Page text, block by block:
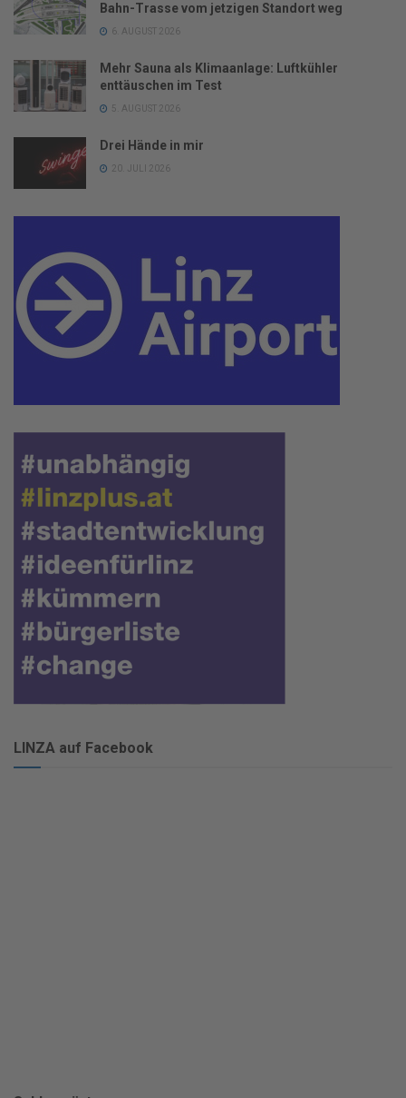
Bahn-Trasse vom jetzigen Standort weg
6. AUGUST 2026
Mehr Sauna als Klimaanlage: Luftkühler
enttäuschen im Test
5. AUGUST 2026
Drei Hände in mir
20. JULI 2026
LINZA auf Facebook